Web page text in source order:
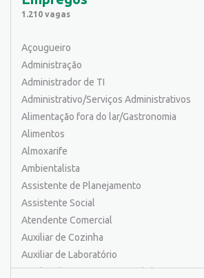
1.210 vagas
Açougueiro
Administração
Administrador de TI
Administrativo/Serviços Administrativos
Alimentação fora do lar/Gastronomia
Alimentos
Almoxarife
Ambientalista
Assistente de Planejamento
Assistente Social
Atendente Comercial
Auxiliar de Cozinha
Auxiliar de Laboratório
Auxiliar de Manutenção Predial